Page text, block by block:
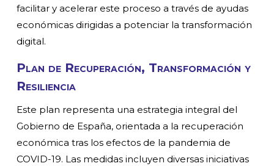
facilitar y acelerar este proceso a través de ayudas
económicas dirigidas a potenciar la transformación
digital.
Plan de Recuperación, Transformación y
Resiliencia
Este plan representa una estrategia integral del
Gobierno de España, orientada a la recuperación
económica tras los efectos de la pandemia de
COVID-19. Las medidas incluyen diversas iniciativas